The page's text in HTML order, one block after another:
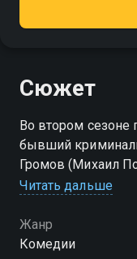
Сюжет
Во втором сезоне
бывший
Громов (Михаил
корни на Крайнем
хозяйство и
развитию
Читать дальше
Жанр
Комедии